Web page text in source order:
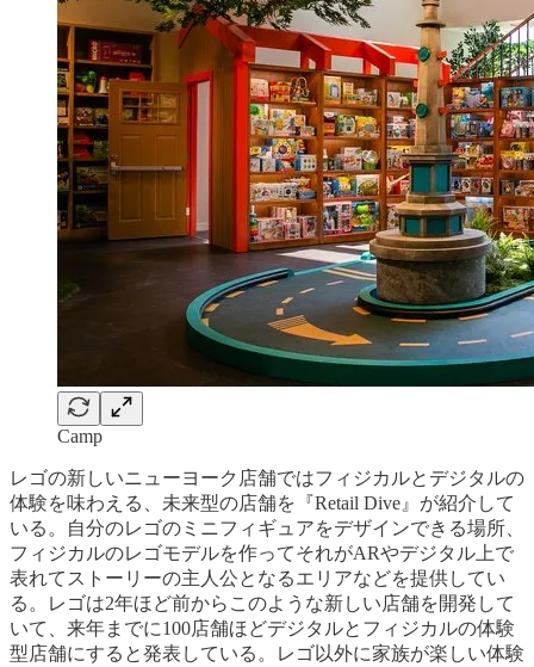
Camp
レゴの新しいニューヨーク店舗ではフィジカルとデジタルの
体験を味わえる、未来型の店舗を『Retail Dive』が紹介して
いる。自分のレゴのミニフィギュアをデザインできる場所、
フィジカルのレゴモデルを作ってそれがARやデジタル上で
表れてストーリーの主人公となるエリアなどを提供してい
る。レゴは2年ほど前からこのような新しい店舗を開発して
いて、来年までに100店舗ほどデジタルとフィジカルの体験
型店舗にすると発表している。レゴ以外に家族が楽しい体験